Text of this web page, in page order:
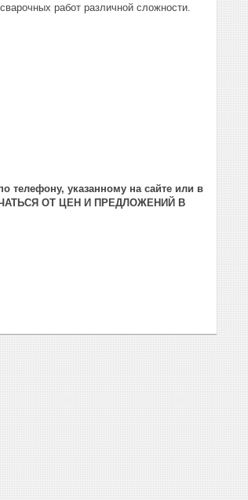
работ различной сложности.
телефону, указанному на сайте или в
ОТ ЦЕН И ПРЕДЛОЖЕНИЙ В